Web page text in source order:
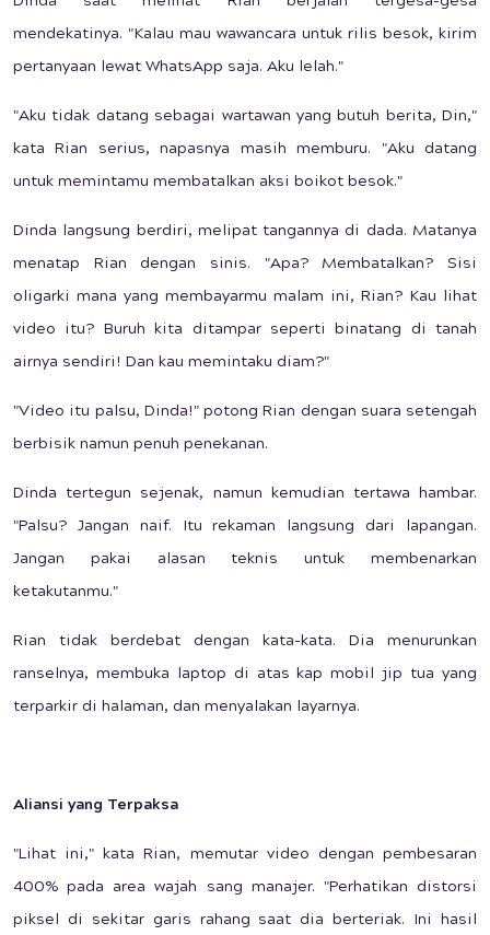
mendekatinya. "Kalau mau wawancara untuk rilis besok, kirim
pertanyaan lewat WhatsApp saja. Aku lelah."
"Aku tidak datang sebagai wartawan yang butuh berita, Din,"
kata Rian serius, napasnya masih memburu. "Aku datang
untuk memintamu membatalkan aksi boikot besok."
Dinda langsung berdiri, melipat tangannya di dada. Matanya
menatap Rian dengan sinis. "Apa? Membatalkan? Sisi
oligarki mana yang membayarmu malam ini, Rian? Kau lihat
video itu? Buruh kita ditampar seperti binatang di tanah
airnya sendiri! Dan kau memintaku diam?"
"Video itu palsu, Dinda!" potong Rian dengan suara setengah
berbisik namun penuh penekanan.
Dinda tertegun sejenak, namun kemudian tertawa hambar.
"Palsu? Jangan naif. Itu rekaman langsung dari lapangan.
Jangan pakai alasan teknis untuk membenarkan
ketakutanmu."
Rian tidak berdebat dengan kata-kata. Dia menurunkan
ranselnya, membuka laptop di atas kap mobil jip tua yang
terparkir di halaman, dan menyalakan layarnya.
Aliansi yang Terpaksa
"Lihat ini," kata Rian, memutar video dengan pembesaran
400% pada area wajah sang manajer. "Perhatikan distorsi
piksel di sekitar garis rahang saat dia berteriak. Ini hasil